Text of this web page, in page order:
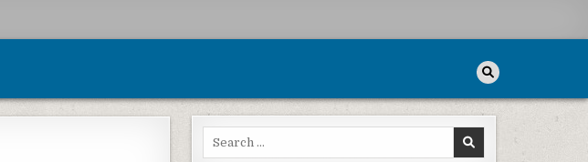
Search for: